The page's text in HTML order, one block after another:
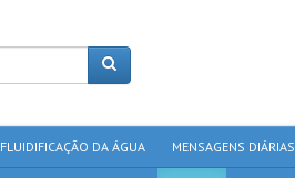
FLUIDIFICAÇÃO DA ÁGUA MENSAGENS DIÁRIAS